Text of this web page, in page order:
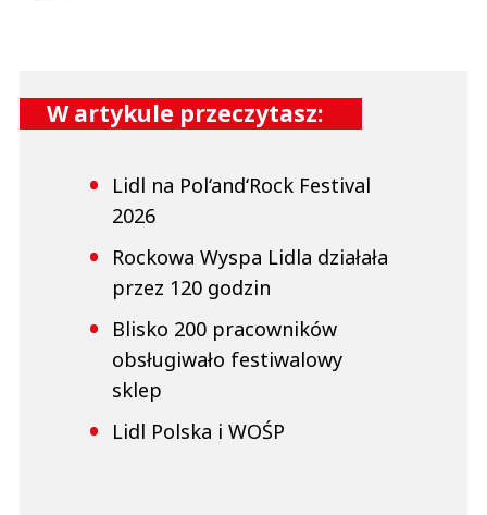
W artykule przeczytasz:
Lidl na Pol‘and‘Rock Festival
2026
Rockowa Wyspa Lidla działała
przez 120 godzin
Blisko 200 pracowników
obsługiwało festiwalowy
sklep
Lidl Polska i WOŚP